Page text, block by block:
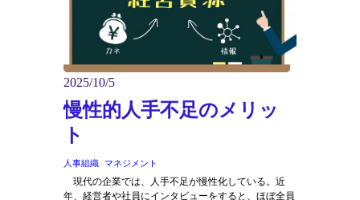
2025/10/5
慢性的人手不足のメリッ
ト
人事組織 マネジメント
現代の企業では、人手不足が慢性化している。近
年、経営者や社員にインタビューをすると、ほぼ全員